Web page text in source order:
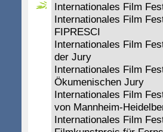
Internationales Film
Internationales Film
FIPRESCI
Internationales Film
der Jury
Internationales Film
Ökumenischen Jury
Internationales Film
von Mannheim-
Internationales Film